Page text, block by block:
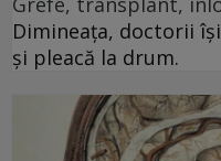
Dimineața, doctorii
și pleacă la drum.